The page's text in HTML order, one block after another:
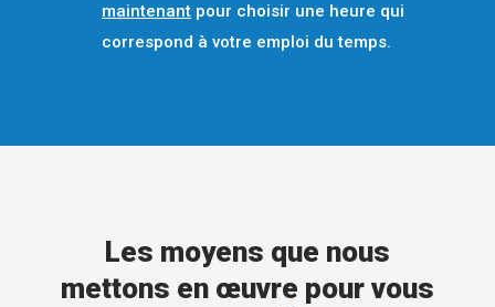
maintenantpour choisir une heure qui
correspond à votre emploi du temps.
Les moyens que nous
mettons en œuvre pour vous